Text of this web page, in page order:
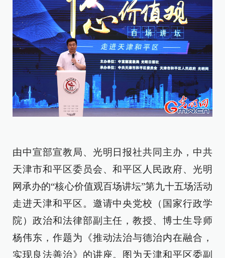
由中宣部宣教局、光明日报社共同主办， 中共
天津市和平区委员会、和平区人民政府、光明
网承办的“核心价值观百场讲坛”第九十五场活动
走进天津和平区。邀请中央党校（国家行政学
院）政治和法律部副主任，教授、博士生导师
杨伟东，作题为《推动法治与德治内在融合，
实现良法善治》的讲座。图为天津和平区委副